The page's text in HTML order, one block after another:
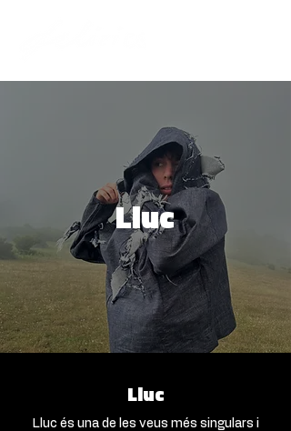
Lluc
Lluc
Lluc és una de les veus més singulars i